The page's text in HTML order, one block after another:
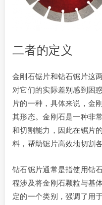
二者的定义
金刚石锯片和钻石锯片这
对它们的实际差别感到困
片的一种，具体来说，金
其形态。金刚石是一种非
和切割能力，因此在锯片
料，帮助锯片高效地切割
钻石锯片通常是指使用钻
程涉及将金刚石颗粒与基
定的一个类别，强调了用